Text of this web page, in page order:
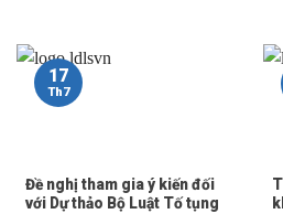
Đề nghị tham gia ý kiến đối
với Dự thảo Bộ Luật Tố tụng
17
Th7